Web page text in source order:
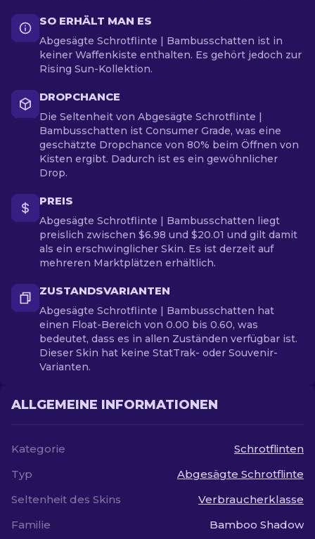
SO ERHÄLT MAN ES
Abgesägte Schrotflinte | Bambusschatten ist in
keiner Waffenkiste enthalten. Es gehört jedoch zur
Rising Sun-Kollektion.
DROPCHANCE
Die Seltenheit von Abgesägte Schrotflinte |
Bambusschatten ist Consumer Grade, was eine
geschätzte Dropchance von 80% beim Öffnen von
Kisten ergibt. Dadurch ist es ein gewöhnlicher
Drop.
PREIS
Abgesägte Schrotflinte | Bambusschatten liegt
preislich zwischen $6.98 und $20.01 und gilt damit
als ein erschwinglicher Skin. Es ist derzeit auf
mehreren Marktplätzen erhältlich.
ZUSTANDSVARIANTEN
Abgesägte Schrotflinte | Bambusschatten hat
einen Float-Bereich von 0.00 bis 0.60, was
bedeutet, dass es in allen Zuständen verfügbar ist.
Dieser Skin hat keine StatTrak- oder Souvenir-
Varianten.
ALLGEMEINE INFORMATIONEN
Kategorie
Schrotflinten
Typ
Abgesägte Schrotflinte
Seltenheit des Skins
Verbraucherklasse
Familie
Bamboo Shadow